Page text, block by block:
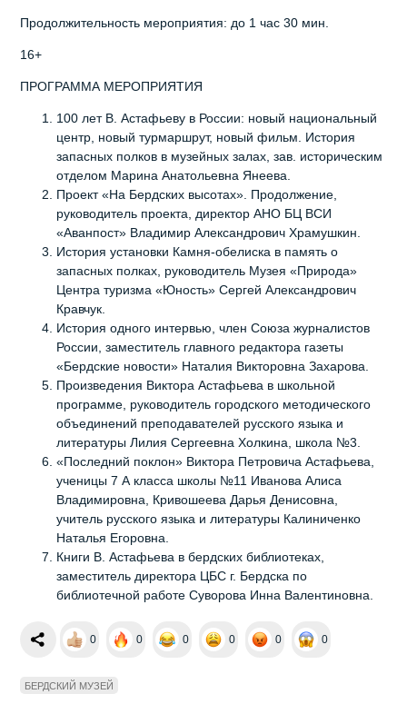
Продолжительность мероприятия: до 1 час 30 мин.
16+
ПРОГРАММА МЕРОПРИЯТИЯ
100 лет В. Астафьеву в России: новый национальный
центр, новый турмаршрут, новый фильм. История
запасных полков в музейных залах, зав. историческим
отделом Марина Анатольевна Янеева.
Проект «На Бердских высотах». Продолжение,
руководитель проекта, директор АНО БЦ ВСИ
«Аванпост» Владимир Александрович Храмушкин.
История установки Камня-обелиска в память о
запасных полках, руководитель Музея «Природа»
Центра туризма «Юность» Сергей Александрович
Кравчук.
История одного интервью, член Союза журналистов
России, заместитель главного редактора газеты
«Бердские новости» Наталия Викторовна Захарова.
Произведения Виктора Астафьева в школьной
программе, руководитель городского методического
объединений преподавателей русского языка и
литературы Лилия Сергеевна Холкина, школа №3.
«Последний поклон» Виктора Петровича Астафьева,
ученицы 7 А класса школы №11 Иванова Алиса
Владимировна, Кривошеева Дарья Денисовна,
учитель русского языка и литературы Калиниченко
Наталья Егоровна.
Книги В. Астафьева в бердских библиотеках,
заместитель директора ЦБС г. Бердска по
библиотечной работе Суворова Инна Валентиновна.
0 0 0 0 0 0
БЕРДСКИЙ МУЗЕЙ